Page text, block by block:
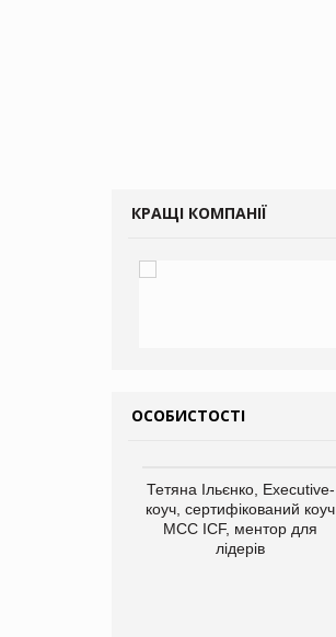
КРАЩІ КОМПАНІЇ
ОСОБИСТОСТІ
Тетяна Ільєнко, Executive-
коуч, сертифікований коуч
МСС ICF, ментор для
лідерів